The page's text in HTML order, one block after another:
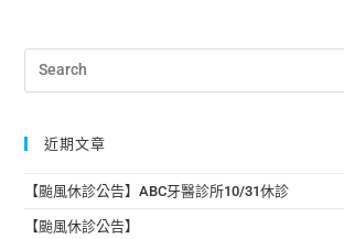
近期文章
【颱風休診公告】ABC牙醫診所10/31休診
【颱風休診公告】